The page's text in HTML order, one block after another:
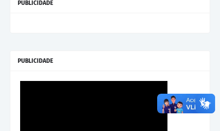
PUBLICIDADE
PUBLICIDADE